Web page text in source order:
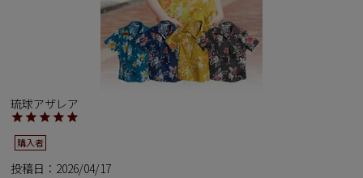
アウトレット
サイズから探す
琉球アザレア
購入者
投稿日 2026/04/17